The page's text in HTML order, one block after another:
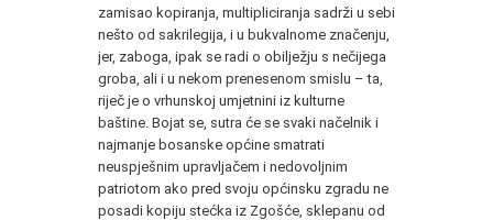
zamisao kopiranja, multipliciranja sadrži u sebi
nešto od sakrilegija, i u bukvalnome značenju,
jer, zaboga, ipak se radi o obilježju s nečijega
groba, ali i u nekom prenesenom smislu – ta,
riječ je o vrhunskoj umjetnini iz kulturne
baštine. Bojat se, sutra će se svaki načelnik i
najmanje bosanske općine smatrati
neuspješnim upravljačem i nedovoljnim
patriotom ako pred svoju općinsku zgradu ne
posadi kopiju stećka iz Zgošće, sklepanu od